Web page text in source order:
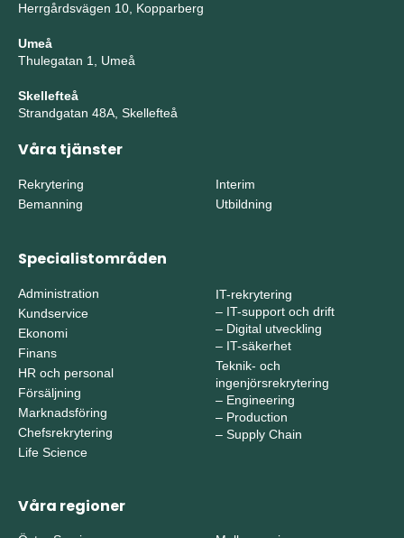
Herrgårdsvägen 10, Kopparberg
Umeå
Thulegatan 1, Umeå
Skellefteå
Strandgatan 48A, Skellefteå
Våra tjänster
Rekrytering
Bemanning
Interim
Utbildning
Specialistområden
Administration
Kundservice
Ekonomi
Finans
HR och personal
Försäljning
Marknadsföring
Chefsrekrytering
Life Science
IT-rekrytering
– IT-support och drift
– Digital utveckling
– IT-säkerhet
Teknik- och
ingenjörsrekrytering
– Engineering
– Production
– Supply Chain
Våra regioner